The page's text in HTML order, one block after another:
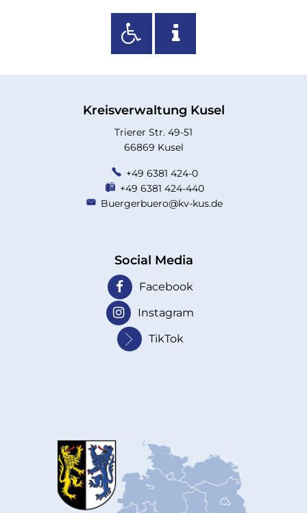
Kreisverwaltung Kusel
Trierer Str. 49-51
66869 Kusel
+49 6381 424-0
+49 6381 424-440
Buergerbuero@kv-kus.de
Social Media
Facebook
Instagram
TikTok